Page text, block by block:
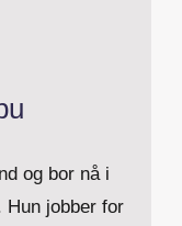
og bor nå i
Hun jobber for